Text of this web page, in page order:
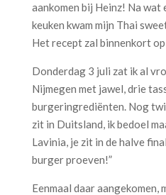
aankomen bij Heinz! Na wat
keuken kwam mijn Thai
Het recept zal binnenkort
Donderdag 3 juli zat ik al
Nijmegen met jawel, drie
burgeringrediënten. Nog
zit in Duitsland, ik bedoel
Lavinia, je zit in de halve
burger proeven!”
Eenmaal daar aangekomen,